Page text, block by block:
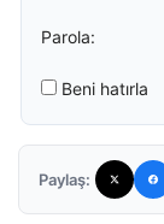
Parola:
Beni hatırla
Paylaş: